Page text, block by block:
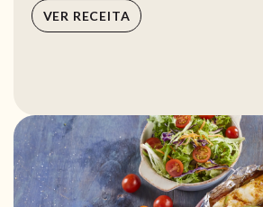
VER RECEITA